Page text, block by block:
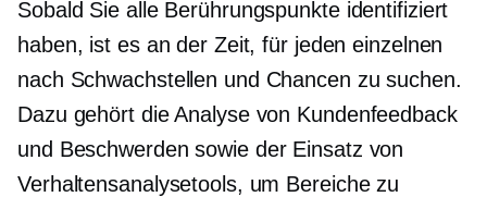
Sobald Sie alle Berührungspunkte identifiziert
haben, ist es an der Zeit, für jeden einzelnen
nach Schwachstellen und Chancen zu suchen.
Dazu gehört die Analyse von Kundenfeedback
und Beschwerden sowie der Einsatz von
Verhaltensanalysetools, um Bereiche zu